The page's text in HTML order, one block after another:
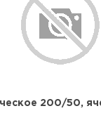
200/50,